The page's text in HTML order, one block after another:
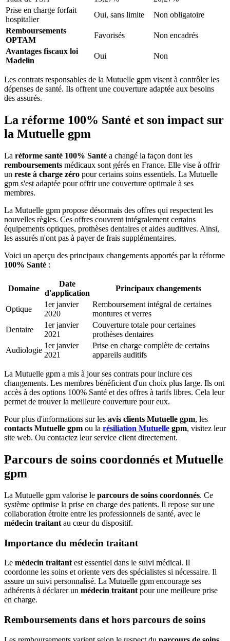
Prise en charge forfait
hospitalier
Oui, sans limite
Non obligatoire
Remboursements
OPTAM
Favorisés
Non encadrés
Avantages fiscaux loi
Madelin
Oui Non
Les contrats responsables de la Mutuelle gpm visent à contrôler les
dépenses de santé. Ils offrent une couverture adaptée aux besoins
des assurés.
La réforme 100% Santé et son impact sur
la Mutuelle gpm
La réforme santé 100% Santé a changé la façon dont les
remboursements médicaux sont gérés en France. Elle vise à offrir
un reste à charge zéro pour certains soins essentiels. La Mutuelle
gpm s'est adaptée pour offrir une couverture optimale à ses
membres.
La Mutuelle gpm propose désormais des offres qui respectent les
nouvelles règles. Ces offres couvrent intégralement certains
équipements optiques, prothèses dentaires et aides auditives. Ainsi,
les assurés n'ont pas à payer de frais supplémentaires.
Voici un aperçu des principaux changements apportés par la réforme
100% Santé :
Domaine
Date
d'application
Principaux changements
Optique
1er janvier
2020
Remboursement intégral de certaines
montures et verres
Dentaire
1er janvier
2021
Couverture totale pour certaines
prothèses dentaires
Audiologie
1er janvier
2021
Prise en charge complète de certains
appareils auditifs
La Mutuelle gpm a mis à jour ses contrats pour inclure ces
changements. Les membres bénéficient d'un choix plus large. Ils ont
accès à des options 100% Santé et des offres à tarifs libres. Cela leur
permet de trouver la meilleure couverture pour eux.
Pour plus d'informations sur les avis clients Mutuelle gpm, les
contacts Mutuelle gpm ou la résiliation Mutuelle gpm, visitez leur
site web. Ou contactez leur service client directement.
Parcours de soins coordonnés et Mutuelle
gpm
La Mutuelle gpm valorise le parcours de soins coordonnés. Ce
système optimise la prise en charge des patients. Il repose sur une
collaboration étroite entre les professionnels de santé, avec le
médecin traitant au cœur du dispositif.
Importance du médecin traitant
Le médecin traitantest essentiel dans le suivi médical. Il
coordonne les soins et oriente vers des spécialistes si nécessaire. Il
assure un suivi personnalisé. La Mutuelle gpm encourage ses
adhérents à déclarer un médecin traitantpour une meilleure prise
en charge.
Remboursements dans et hors parcours de soins